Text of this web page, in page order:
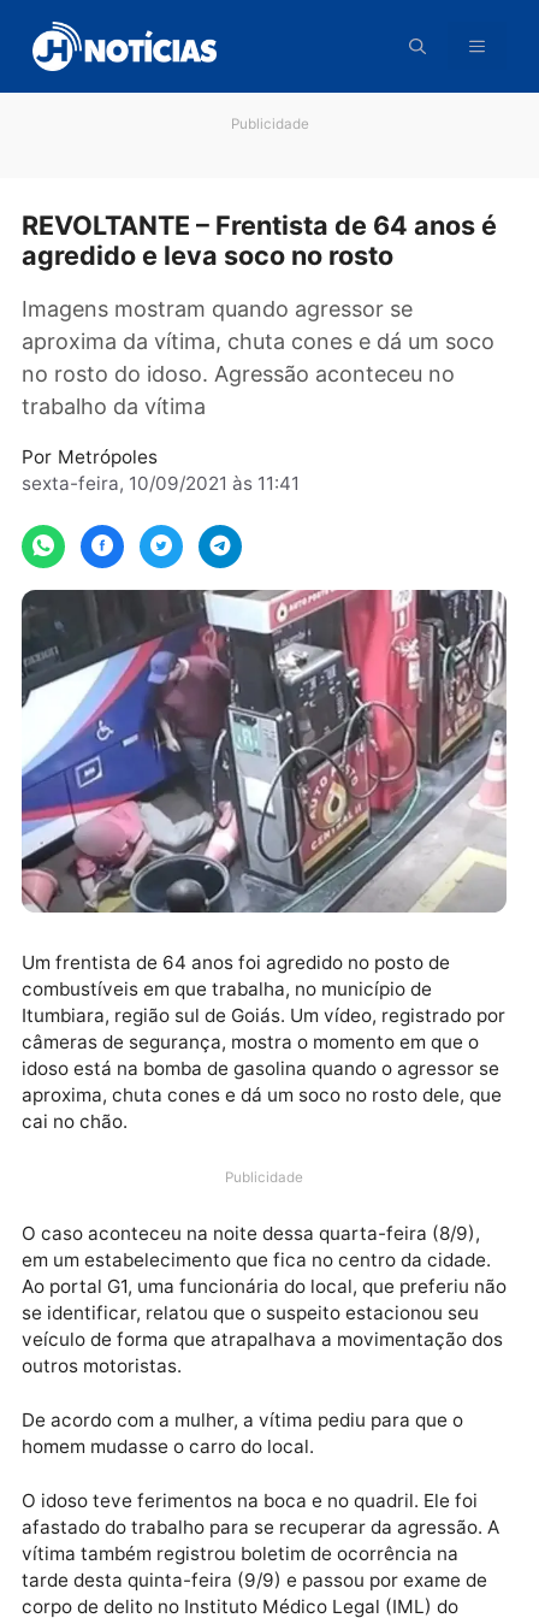
para
conteúdo
REVOLTANTE – Frentista de 64 anos
Imagens mostram quando agressor se
aproxima da vítima, chuta cones e dá um
no rosto do idoso. Agressão aconteceu no
trabalho da vítima
sexta-feira, 10/09/2021 às 11:41
Um frentista de 64 anos foi agredido no posto de
combustíveis em que trabalha, no município de
Itumbiara, região sul de Goiás. Um vídeo, registrado
idoso está na bomba de gasolina quando o agressor
cai no chão.
Publicidade
O caso aconteceu na noite dessa quarta-feira (8/9),
Ao portal G1, uma funcionária do local, que preferiu
se identificar, relatou que o suspeito estacionou seu
veículo de forma que atrapalhava a movimentação
outros motoristas.
De acordo com a mulher, a vítima pediu para que o
homem mudasse o carro do local.